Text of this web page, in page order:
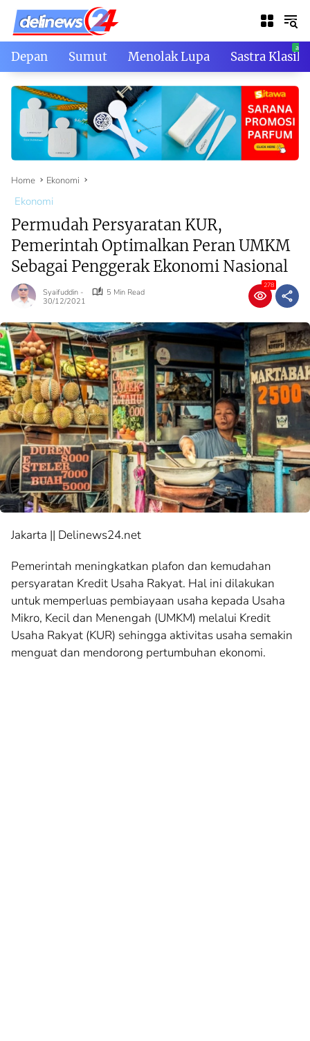
Skip
content
Depan Sumut Menolak Lupa Sastra Klasik
Home Ekonomi
Ekonomi
Permudah Persyaratan KUR,
Pemerintah Optimalkan Peran UMKM
Sebagai Penggerak Ekonomi Nasional
Syaifuddin -
5 Min Read
30/12/2021
278
Jakarta || Delinews24.net
Pemerintah meningkatkan plafon dan kemudahan
persyaratan Kredit Usaha Rakyat. Hal ini dilakukan
untuk memperluas pembiayaan usaha kepada Usaha
Mikro, Kecil dan Menengah (UMKM) melalui Kredit
Usaha Rakyat (KUR) sehingga aktivitas usaha semakin
menguat dan mendorong pertumbuhan ekonomi.